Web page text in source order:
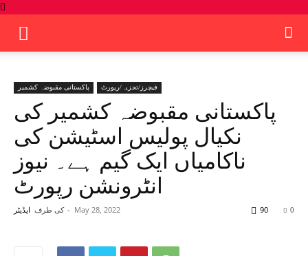
پاکستانی مقبوضہ کشمیر فیچرز/تجزیہ/رپورٹ
پاکستانی مقبوضہ کشمیر کی
نکیال پولیس اسٹیشن کی
ناکامیاں ایک گیم ہے۔ نیوز
انٹرونشن رپورٹ
کی طرف ایڈیٹر - May 28, 2022 0
90